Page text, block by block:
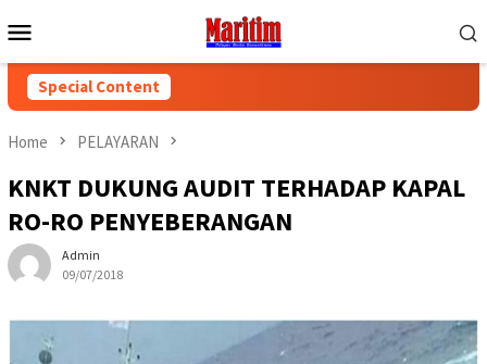
to
Menu
Special Content
Home PELAYARAN
KNKT DUKUNG AUDIT TERHADAP KAPAL
RO-RO PENYEBERANGAN
Admin
09/07/2018